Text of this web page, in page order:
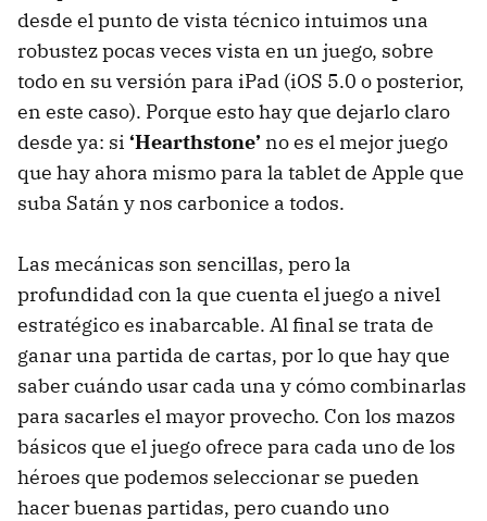
desde el punto de vista técnico intuimos una
robustez pocas veces vista en un juego, sobre
todo en su versión para iPad (iOS 5.0 o posterior,
en este caso). Porque esto hay que dejarlo claro
desde ya: si ‘Hearthstone’ no es el mejor juego
que hay ahora mismo para la tablet de Apple que
suba Satán y nos carbonice a todos.
Las mecánicas son sencillas, pero la
profundidad con la que cuenta el juego a nivel
estratégico es inabarcable. Al final se trata de
ganar una partida de cartas, por lo que hay que
saber cuándo usar cada una y cómo combinarlas
para sacarles el mayor provecho. Con los mazos
básicos que el juego ofrece para cada uno de los
héroes que podemos seleccionar se pueden
hacer buenas partidas, pero cuando uno